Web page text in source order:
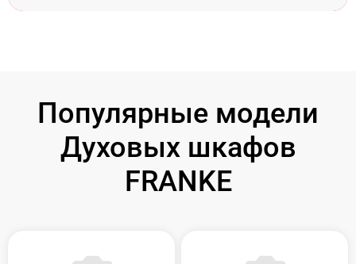
Популярные модели
Духовых шкафов
FRANKE